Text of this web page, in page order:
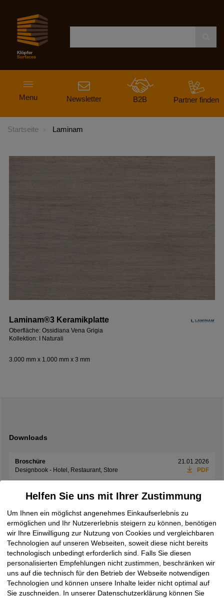
Navigation
ein-
ausblenden
Menu Newsletter B2B Partner finden
Startseite Laminam
Laminam®3 Keramikplatte
Oberfläche: Ossidiana Vena Grigia
Kollektion: I Naturali
3.000 mm x 1.000 mm x 3 mm
Downloads
Broschüre
Designbook - Hotel, Restaurant, Store
21.01.2026
PDF
Exclusives Interieur
PDF
Broschüre
Laminam Design Book 2026
08.06.2026
PDF
Broschüre
Laminam Ki No Bi Collection
19.05.2026
Broschüre
Laminam Rare Collection
08.06.2026
PDF
Helfen Sie uns mit Ihrer Zustimmung
Um Ihnen ein möglichst angenehmes Einkaufserlebnis zu
ermöglichen und Ihr Nutzererlebnis steigern zu können, benötigen
wir Ihre Einwilligung zur Nutzung von Cookies und vergleichbaren
Technologien auf unseren Webseiten, soweit diese nicht bereits
technologisch unbedingt erforderlich sind. Falls Sie diesen
personalisierten Empfehlungen nicht zustimmen, beschränken wir
uns auf die technisch für den Betrieb der Webseite notwendigen
Technologien und können unsere Inhalte leider nicht optimal auf
Sie zuschneiden. In unserer Datenschutzerklärung können Sie